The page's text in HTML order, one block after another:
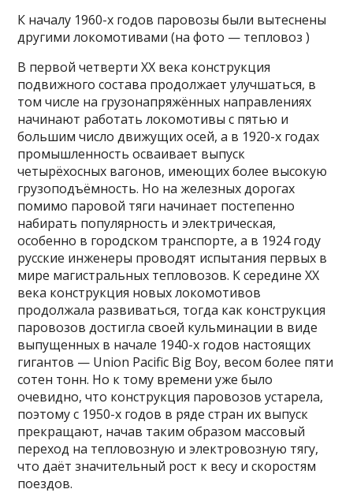
К началу 1960-х годов паровозы были вытеснены
другими локомотивами (на фото — тепловоз )
В первой четверти XX века конструкция
подвижного состава продолжает улучшаться, в
том числе на грузонапряжённых направлениях
начинают работать локомотивы с пятью и
большим число движущих осей, а в 1920-х годах
промышленность осваивает выпуск
четырёхосных вагонов, имеющих более высокую
грузоподъёмность. Но на железных дорогах
помимо паровой тяги начинает постепенно
набирать популярность и электрическая,
особенно в городском транспорте, а в 1924 году
русские инженеры проводят испытания первых в
мире магистральных тепловозов. К середине XX
века конструкция новых локомотивов
продолжала развиваться, тогда как конструкция
паровозов достигла своей кульминации в виде
выпущенных в начале 1940-х годов настоящих
гигантов — Union Pacific Big Boy, весом более пяти
сотен тонн. Но к тому времени уже было
очевидно, что конструкция паровозов устарела,
поэтому с 1950-х годов в ряде стран их выпуск
прекращают, начав таким образом массовый
переход на тепловозную и электровозную тягу,
что даёт значительный рост к весу и скоростям
поездов.